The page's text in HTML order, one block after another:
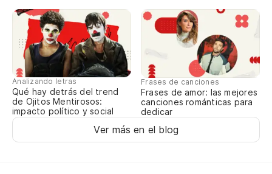
Analizando letras
Qué hay detrás del trend
de Ojitos Mentirosos:
impacto político y social
Frases de canciones
Frases de amor: las mejores
canciones románticas para
dedicar
Ver más en el blog